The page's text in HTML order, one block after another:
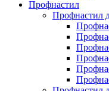
Профнастил
Профнастил